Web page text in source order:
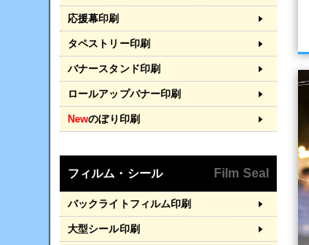
応援幕印刷
タペストリー印刷
バナースタンド印刷
ロールアップバナー印刷
Newのぼり印刷
フィルム・シール Film Seal
バックライトフィルム印刷
大型シール印刷